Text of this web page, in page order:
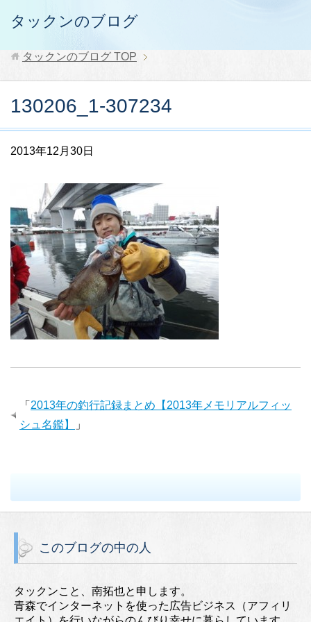
タックンのブログ
タックンのブログ TOP
130206_1-307234
2013年12月30日
「 2013年の釣行記録まとめ【2013年メモリアルフィッ
シュ名鑑】
」
このブログの中の人
タックンこと、南拓也と申します。
青森でインターネットを使った広告ビジネス（アフィリ